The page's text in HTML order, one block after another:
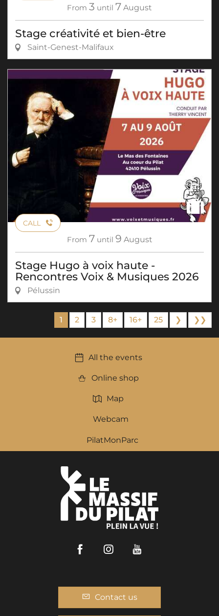
From 3 until 7 August
Stage créativité et bien-être
Saint-Genest-Malifaux
CALL
From 7 until 9 August
Stage Hugo à voix haute -
Rencontres Voix & Musiques 2026
Pélussin
1 2 3 8+ 16+ 25 ❯ ❯❯
All the events
Online shop
Map
Webcam
PilatMonParc
FacebookInstagram
Contact us